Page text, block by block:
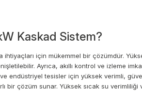
Kaskad Sistem?
ihtiyaçları için mükemmel bir çözümdür.
Ayrıca, akıllı kontrol ve izleme
tesisler için yüksek verimli,
çözüm sunar. Yüksek sıcak su verimliliği